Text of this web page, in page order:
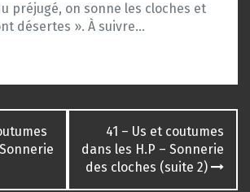
préjugé, on sonne les cloches et
désertes ». À suivre…
41 – Us et coutumes
dans les H.P – Sonnerie
des cloches (suite 2)